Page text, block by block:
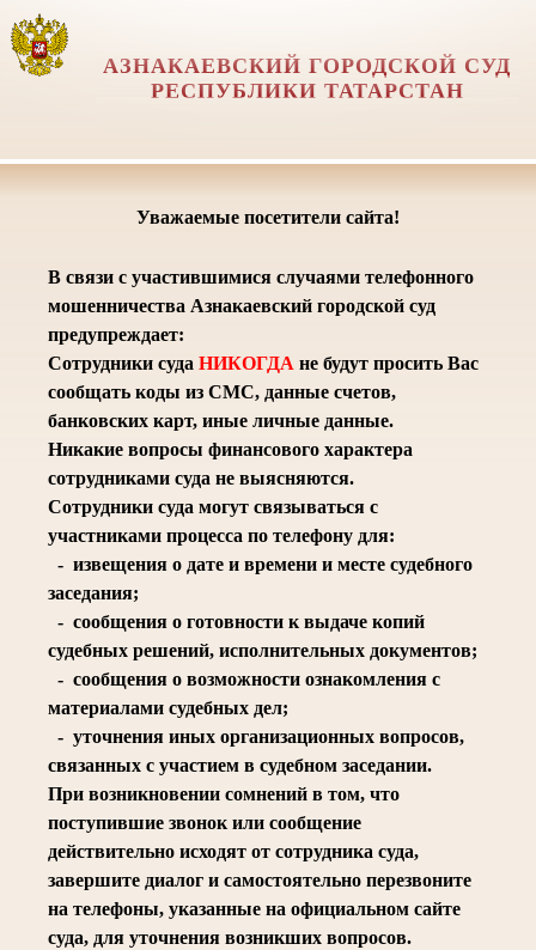
АЗНАКАЕВСКИЙ ГОРОДСКОЙ СУД
РЕСПУБЛИКИ ТАТАРСТАН
Уважаемые посетители сайта!
В связи с участившимися случаями телефонного
мошенничества Азнакаевский городской суд
предупреждает:
Сотрудники суда НИКОГДА не будут просить Вас
сообщать коды из СМС, данные счетов,
банковских карт, иные личные данные.
Никакие вопросы финансового характера
сотрудниками суда не выясняются.
Сотрудники суда могут связываться с
участниками процесса по телефону для:
- извещения о дате и времени и месте судебного
заседания;
- сообщения о готовности к выдаче копий
судебных решений, исполнительных документов;
- сообщения о возможности ознакомления с
материалами судебных дел;
- уточнения иных организационных вопросов,
связанных с участием в судебном заседании.
При возникновении сомнений в том, что
поступившие звонок или сообщение
действительно исходят от сотрудника суда,
завершите диалог и самостоятельно перезвоните
на телефоны, указанные на официальном сайте
суда, для уточнения возникших вопросов.